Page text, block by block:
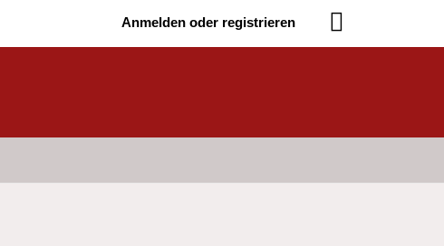
Anmelden oder registrieren